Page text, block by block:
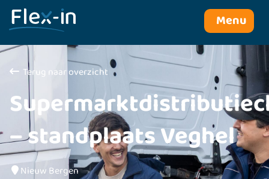
Menu
Terug naar overzicht
– standplaats Veghel
Nieuw Bergen